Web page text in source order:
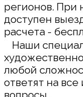
регионов. При
доступен
расчета -
Наши
любой
ответят на